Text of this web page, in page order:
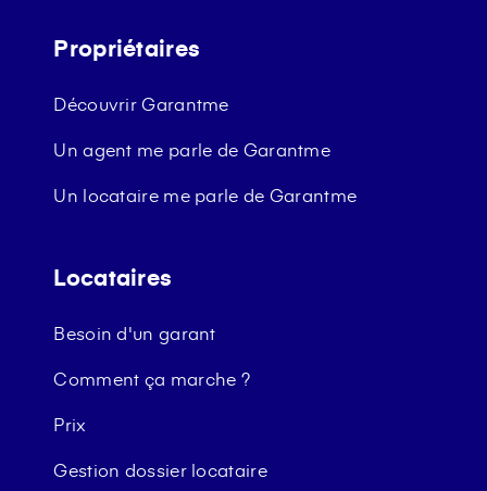
Propriétaires
Découvrir Garantme
Un agent me parle de Garantme
Un locataire me parle de Garantme
Locataires
Besoin d'un garant
Comment ça marche ?
Prix
Gestion dossier locataire